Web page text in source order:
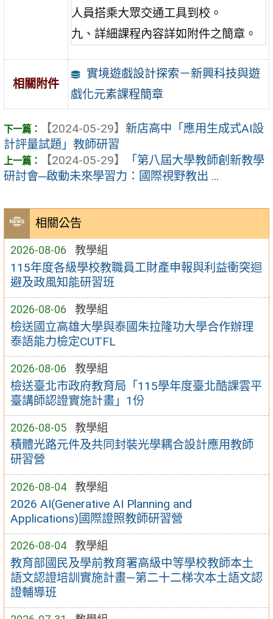
相關公告
2026-08-06 教學組
115年度各級學校教職員工財產申報與利益衝突迴
避及政風知能研習班
2026-08-06 教學組
檢送國立高雄大學與泰國朱拉隆功大學合作辦理
泰語能力檢定CUTFL
2026-08-06 教學組
檢送臺北市政府教育局「115學年度臺北酷課雲平
臺講師認證實施計畫」1份
2026-08-05 教學組
積體光路元件及共同封裝光學耦合設計應用教師
研習營
2026-08-04 教學組
2026 AI(Generative AI Planning and
Applications)國際證照教師研習營
2026-08-04 教學組
教育部國民及學前教育署高級中等學校教師本土
語文認證培訓實施計畫—第二十二梯次本土語文認
證輔導班
人員搭乘大眾交通工具到校。
九、詳細課程內容詳如附件之簡章。
相關附件
實境遊戲設計探索－新興科技與遊
戲化元素課程簡章
【2024-05-29】 新店高中「應用生成式AI設
計評量試題」教師研習
【2024-05-29】
「第八屆大學教師創新教學
研討會─啟動未來學習力：國際視野教出 ...